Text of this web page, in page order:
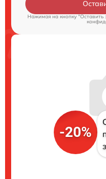
Нажимая на кнопку "Оставить
-20%